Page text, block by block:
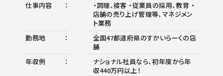
仕事内容
・調理、接客 ・従業員の採用、教育 ・
店舗の売り上げ管理等、マネジメン
ト業務
勤務地
全国47都道府県のすかいらーくの店
舗
年収例
ナショナル社員なら、初年度から年
収440万円以上！